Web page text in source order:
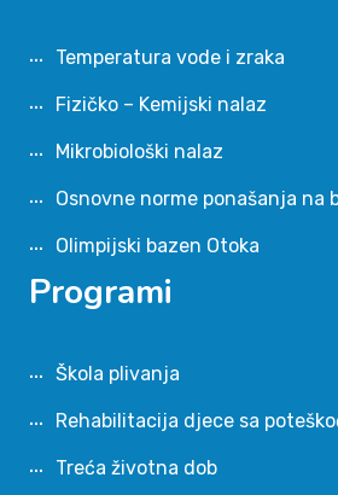
Temperatura vode i zraka
Fizičko – Kemijski nalaz
Mikrobiološki nalaz
Osnovne norme ponašanja na
Olimpijski bazen Otoka
Programi
Škola plivanja
Rehabilitacija djece sa
Treća životna dob